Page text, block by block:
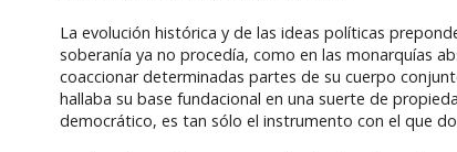
La evolución histórica y de las ideas políticas
soberanía ya no procedía, como en las monarquías
coaccionar determinadas partes de su cuerpo
hallaba su base fundacional en una suerte de
democrático, es tan sólo el instrumento con el que